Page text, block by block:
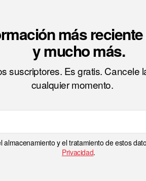
más
y mucho más.
suscriptores. Es gratis. Cancele
cualquier momento.
almacenamiento y el tratamiento de estos
Privacidad.